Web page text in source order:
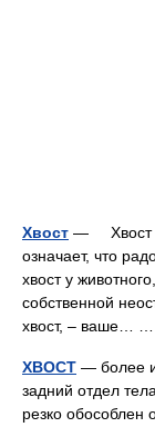
Хвост — Хвост
означает, что
хвост у
собственной
хвост, – ваше…
ХВОСТ — более
задний отдел
резко обособлен